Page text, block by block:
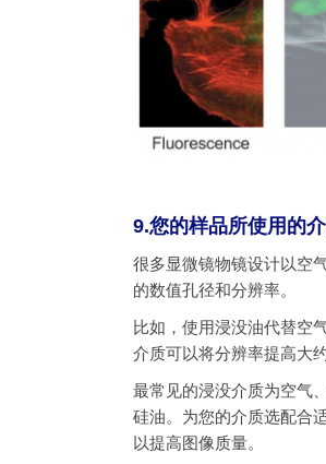
9.您的样品所使用的
很多显微镜物镜设计以空
的数值孔径和分辨率。
比如，使用浸没油代替空
介质可以将分辨率提高大约
最常见的浸没介质为空气
硅油。为您的介质选配合
以提高图像质量。